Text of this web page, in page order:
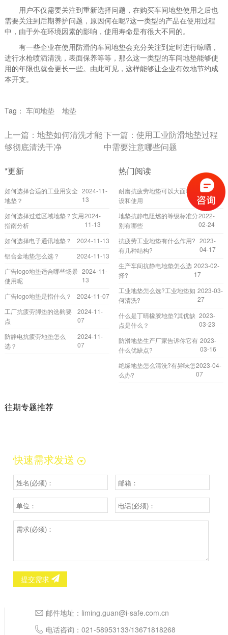
用户不仅需要关注到重新选择问题，在购买车间地垫使用之后也
需要关注到后期养护问题，原因何在呢?这一类型的产品在使用过程
中，由于外在环境因素的影响，使用寿命是有很大不同的。
有一些企业在使用防滑的车间地垫会充分关注到定时进行晾晒，
进行水枪喷洒清洗，表面保养等等，那么这一类型的车间地垫能够使
用的年限也就会更长一些。由此可见，这样能够让企业有效地节约成
本开支。
Tag： 车间地垫 地垫
上一篇： 地垫如何清洗才能
够彻底清洗干净
下一篇： 使用工业防滑地垫过程
中需要注意哪些问题
*更新
如何选择合适的工业用安全
地垫？
2024-11-
13
如何选择过道区域地垫？实用
指南分析
2024-
11-13
如何选择电子通讯地垫？
2024-11-13
铝合金地垫怎么选？
2024-11-13
广告logo地垫适合哪些场景
使用呢
2024-11-
13
广告logo地垫是指什么？
2024-11-07
工厂抗疲劳脚垫的选购要
点
2024-11-
07
防静电抗疲劳地垫怎么
选？
2024-11-
07
热门阅读
耐磨抗疲劳地垫可以大面积铺
设和使用
2022-
10-20
地垫抗静电阻燃的等级标准分
别有哪些
2022-
02-24
抗疲劳工业地垫有什么作用?
有几种结构?
2023-
04-17
生产车间抗静电地垫怎么选
择?
2023-02-
17
工业地垫怎么选?工业地垫如
何清洗?
2023-03-
27
什么是丁晴橡胶地垫?其优缺
点是什么？
2023-
03-23
防滑地垫生产厂家告诉你它有
什么优缺点?
2023-
03-16
绝缘地垫怎么清洗?有异味怎
么办?
2023-04-
07
往期专题推荐
快速需求发送
提交需求
邮件地址： liming.guan@i-safe.com.cn
电话咨询： 021-58953133/13671818268